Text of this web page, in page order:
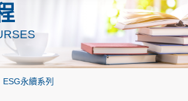
ESG永續系列